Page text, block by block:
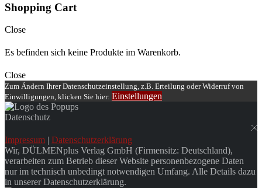
Shopping Cart
Close
Es befinden sich keine Produkte im Warenkorb.
Close
Zum Ändern Ihrer Datenschutzeinstellung, z.B. Erteilung oder Widerruf von
Einwilligungen, klicken Sie hier: Einstellungen
Datenschutz
Impressum | Datenschutzerklärung
Wir, DÜLMENplus Verlag GmbH (Firmensitz: Deutschland),
verarbeiten zum Betrieb dieser Website personenbezogene Daten
nur im technisch unbedingt notwendigen Umfang. Alle Details dazu
in unserer Datenschutzerklärung.